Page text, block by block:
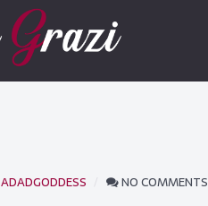
ADADGODDESS NO COMMENTS